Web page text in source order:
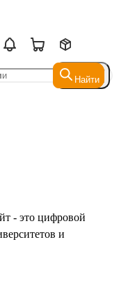
Найти
Найти
- это цифровой
и